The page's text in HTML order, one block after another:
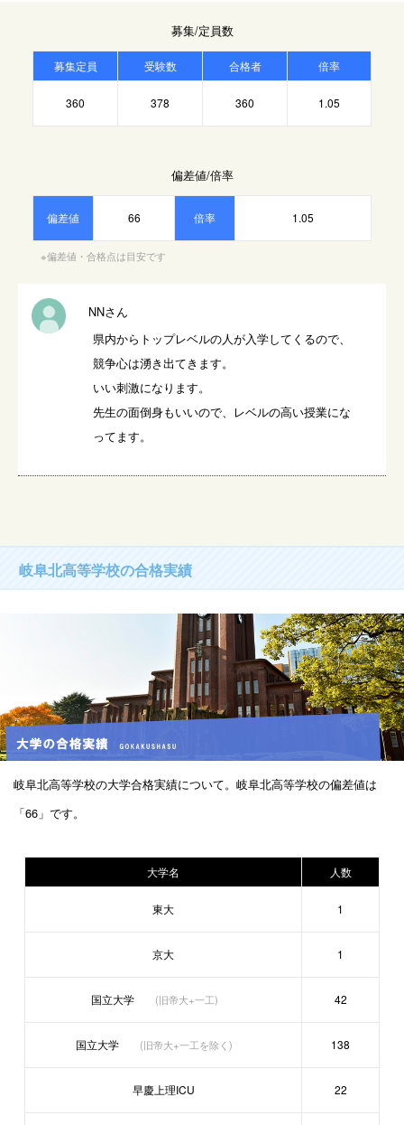
募集/定員数
募集定員 受験数 合格者 倍率
360 378 360 1.05
偏差値/倍率
偏差値 66 倍率 1.05
※偏差値・合格点は目安です
NNさん
県内からトップレベルの人が入学してくるので、
競争心は湧き出てきます。
いい刺激になります。
先生の面倒身もいいので、レベルの高い授業にな
ってます。
岐阜北高等学校の合格実績
岐阜北高等学校の大学合格実績について。岐阜北高等学校の偏差値は
「66」です。
大学名 人数
東大 1
京大 1
国立大学 (旧帝大+一工) 42
国立大学 (旧帝大+一工を除く) 138
早慶上理ICU 22